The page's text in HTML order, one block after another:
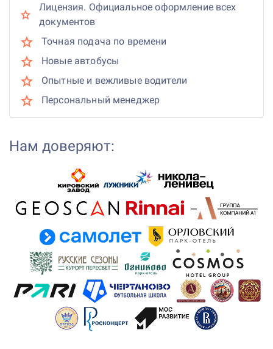
Лицензия. Официальное оформление всех
документов
Точная подача по времени
Новые автобусы
Опытные и вежливые водители
Персональный менеджер
Нам доверяют: